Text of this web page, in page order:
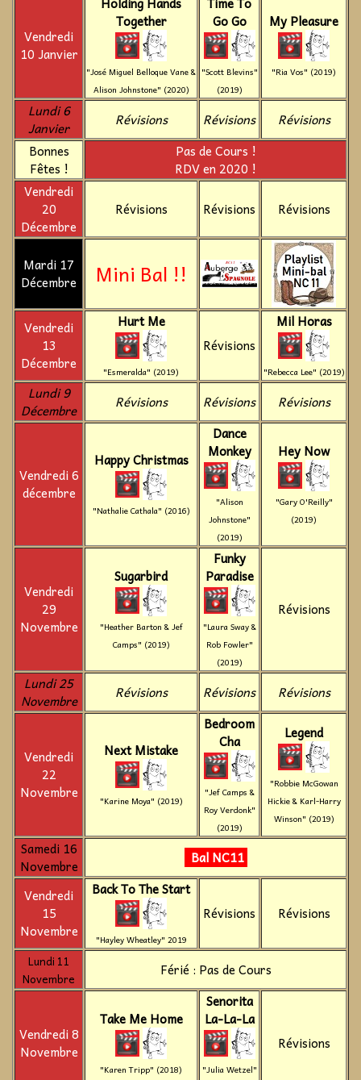
Vendredi
10 Janvier
Together
"José Miguel Belloque Vane &
Alison Johnstone" (2020)
Go Go
"Scott Blevins"
(2019)
My Pleasure
"Ria Vos" (2019)
Lundi 6
Janvier
Révisions Révisions
Révisions
Bonnes
Fêtes !
Pas de Cours !
RDV en 2020 !
Vendredi
20
Décembre
Révisions Révisions Révisions
Mardi 17
Décembre
Mini Bal !!
Vendredi
13
Décembre
Hurt Me
"Esmeralda" (2019)
Révisions
Mil Horas
"Rebecca Lee" (2019)
Lundi 9
Décembre
Révisions Révisions Révisions
Vendredi 6
décembre
Happy Christmas
"Nathalie Cathala" (2016)
Dance
Monkey
"Alison
Johnstone"
(2019)
Hey Now
"Gary O'Reilly"
(2019)
Vendredi
29
Novembre
Sugarbird
"Heather Barton & Jef
Camps" (2019)
Funky
Paradise
"Laura Sway &
Rob Fowler"
(2019)
Révisions
Lundi 25
Novembre
Révisions Révisions Révisions
Vendredi
22
Novembre
Next Mistake
"Karine Moya" (2019)
Bedroom
Cha
"Jef Camps &
Roy Verdonk"
(2019)
Legend
"Robbie McGowan
Hickie & Karl-Harry
Winson" (2019)
Samedi 16
Novembre
Bal NC11
Vendredi
15
Novembre
Back To The Start
"Hayley Wheatley" 2019
Révisions Révisions
Lundi 11
Novembre
Férié : Pas de Cours
Vendredi 8
Novembre
Take Me Home
"Karen Tripp" (2018)
Senorita
La-La-La
"Julia Wetzel"
Révisions